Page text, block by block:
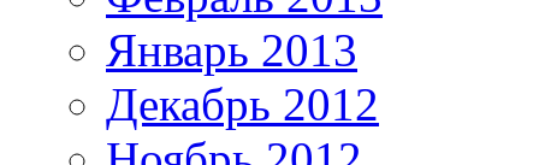
Январь 2013
Декабрь 2012